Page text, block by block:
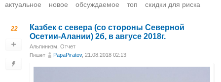
актуальное новое обсуждаемое топ скидки для риска
22
Казбек с севера (со стороны Северной
Осетии-Алании) 2б, в авгусе 2018г.
Альпинизм Отчет
Пишет PapaPiratov, 21.08.2018 02:13